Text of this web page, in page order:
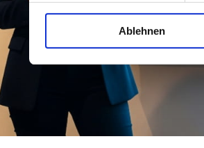
Ablehnen